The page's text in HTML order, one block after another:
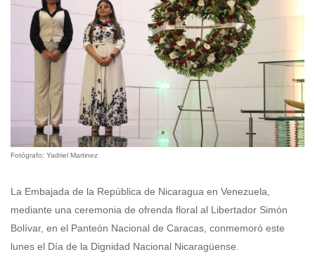
Fotógrafo: Yadriel Martinez
La Embajada de la República de Nicaragua en Venezuela,
mediante una ceremonia de ofrenda floral al Libertador Simón
Bolívar, en el Panteón Nacional de Caracas, conmemoró este
lunes el Día de la Dignidad Nacional Nicaragüense.